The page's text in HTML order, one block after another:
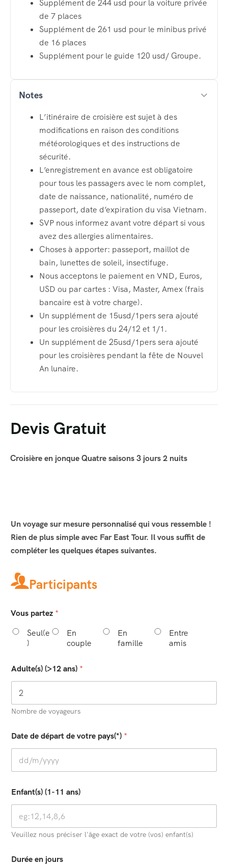
Supplément de 244 usd pour la voiture privée
de 7 places
Supplément de 261 usd pour le minibus privé
de 16 places
Supplément pour le guide 120 usd/ Groupe.
Notes
L’itinéraire de croisière est sujet à des
modifications en raison des conditions
météorologiques et des instructions de
sécurité.
L’enregistrement en avance est obligatoire
pour tous les passagers avec le nom complet,
date de naissance, nationalité, numéro de
passeport, date d’expiration du visa Vietnam.
SVP nous informez avant votre départ si vous
avez des allergies alimentaires.
Choses à apporter: passeport, maillot de
bain, lunettes de soleil, insectifuge.
Nous acceptons le paiement en VND, Euros,
USD ou par cartes : Visa, Master, Amex (frais
bancaire est à votre charge).
Un supplément de 15usd/1pers sera ajouté
pour les croisières du 24/12 et 1/1.
Un supplément de 25usd/1pers sera ajouté
pour les croisières pendant la fête de Nouvel
An lunaire.
Devis Gratuit
Croisière en jonque Quatre saisons 3 jours 2 nuits
Un voyage sur mesure personnalisé qui vous ressemble !
Rien de plus simple avec Far East Tour. Il vous suffit de
compléter les quelques étapes suivantes.
Participants
Vous partez *
Seul(e
)
En
couple
En
famille
Entre
amis
Adulte(s) (>12 ans) *
Nombre de voyageurs
Date de départ de votre pays(*) *
Enfant(s) (1-11 ans)
Veuillez nous préciser l'âge exact de votre (vos) enfant(s)
Durée en jours